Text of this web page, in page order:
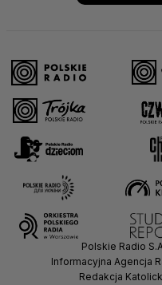
Polskie Radio
Informacyjna Agencja
Redakcja